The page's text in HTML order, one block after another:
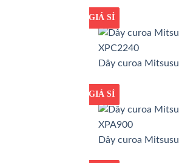
GIÁ TỐT
GIÁ SỈ
Dây curoa
GIÁ TỐT
GIÁ SỈ
Dây curoa